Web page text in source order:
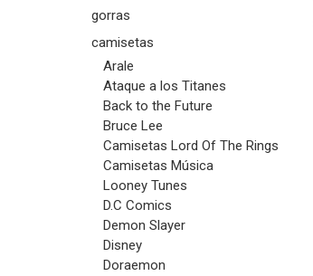
gorras
camisetas
Arale
Ataque a los Titanes
Back to the Future
Bruce Lee
Camisetas Lord Of The Rings
Camisetas Música
Looney Tunes
D.C Comics
Demon Slayer
Disney
Doraemon